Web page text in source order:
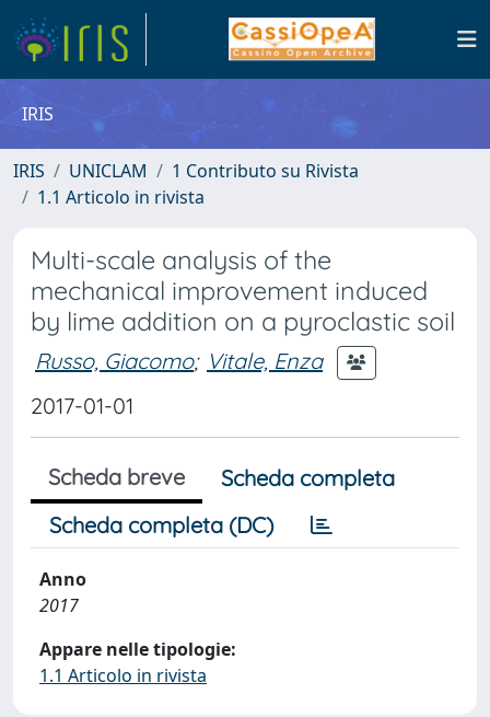
IRIS
IRIS UNICLAM
1 Contributo su Rivista
1.1 Articolo in rivista
Multi-scale analysis of the
mechanical improvement induced
by lime addition on a pyroclastic soil
Russo, Giacomo; Vitale, Enza
2017-01-01
Scheda breve
Scheda completa
Scheda completa (DC)
Anno
2017
Appare nelle tipologie:
1.1 Articolo in rivista